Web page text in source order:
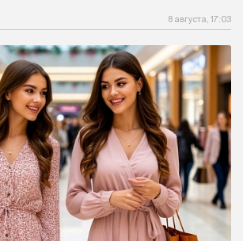
8 августа, 17:03